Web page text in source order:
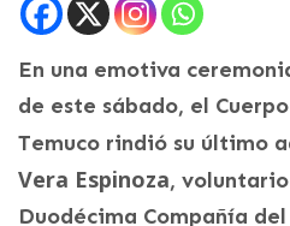
En una emotiva
de este sábado, el
Temuco rindió su último
Vera Espinoza,
Duodécima Compañía